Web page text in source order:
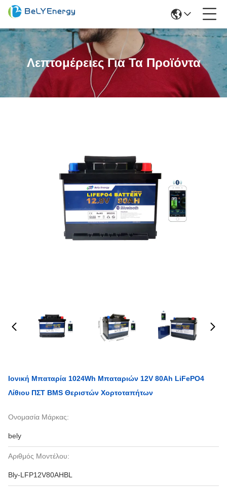
Λεπτομέρειες Για Τα Προϊόντα
Ιονική Μπαταρία 1024Wh Μπαταριών 12V 80Ah LiFePO4
Λίθιου ΠΣΤ BMS Θεριστών Χορτοταπήτων
Ονομασία Μάρκας:
bely
Αριθμός Μοντέλου:
Bly-LFP12V80AHBL